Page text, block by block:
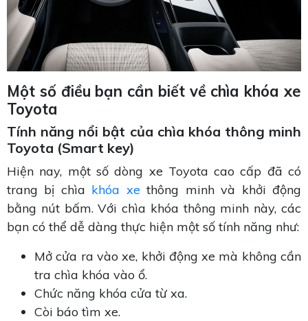
Một số điều bạn cần biết về chìa khóa xe
Toyota
Tính năng nổi bật của chìa khóa thông minh
Toyota (Smart key)
Hiện nay, một số dòng xe Toyota cao cấp đã có
trang bị chìa khóa xethông minh và khởi động
bằng nút bấm. Với chìa khóa thông minh này, các
bạn có thể dễ dàng thực hiện một số tính năng như:
Mở cửa ra vào xe, khởi động xe mà không cần
tra chìa khóa vào ổ.
Chức năng khóa cửa từ xa.
Còi báo tìm xe.